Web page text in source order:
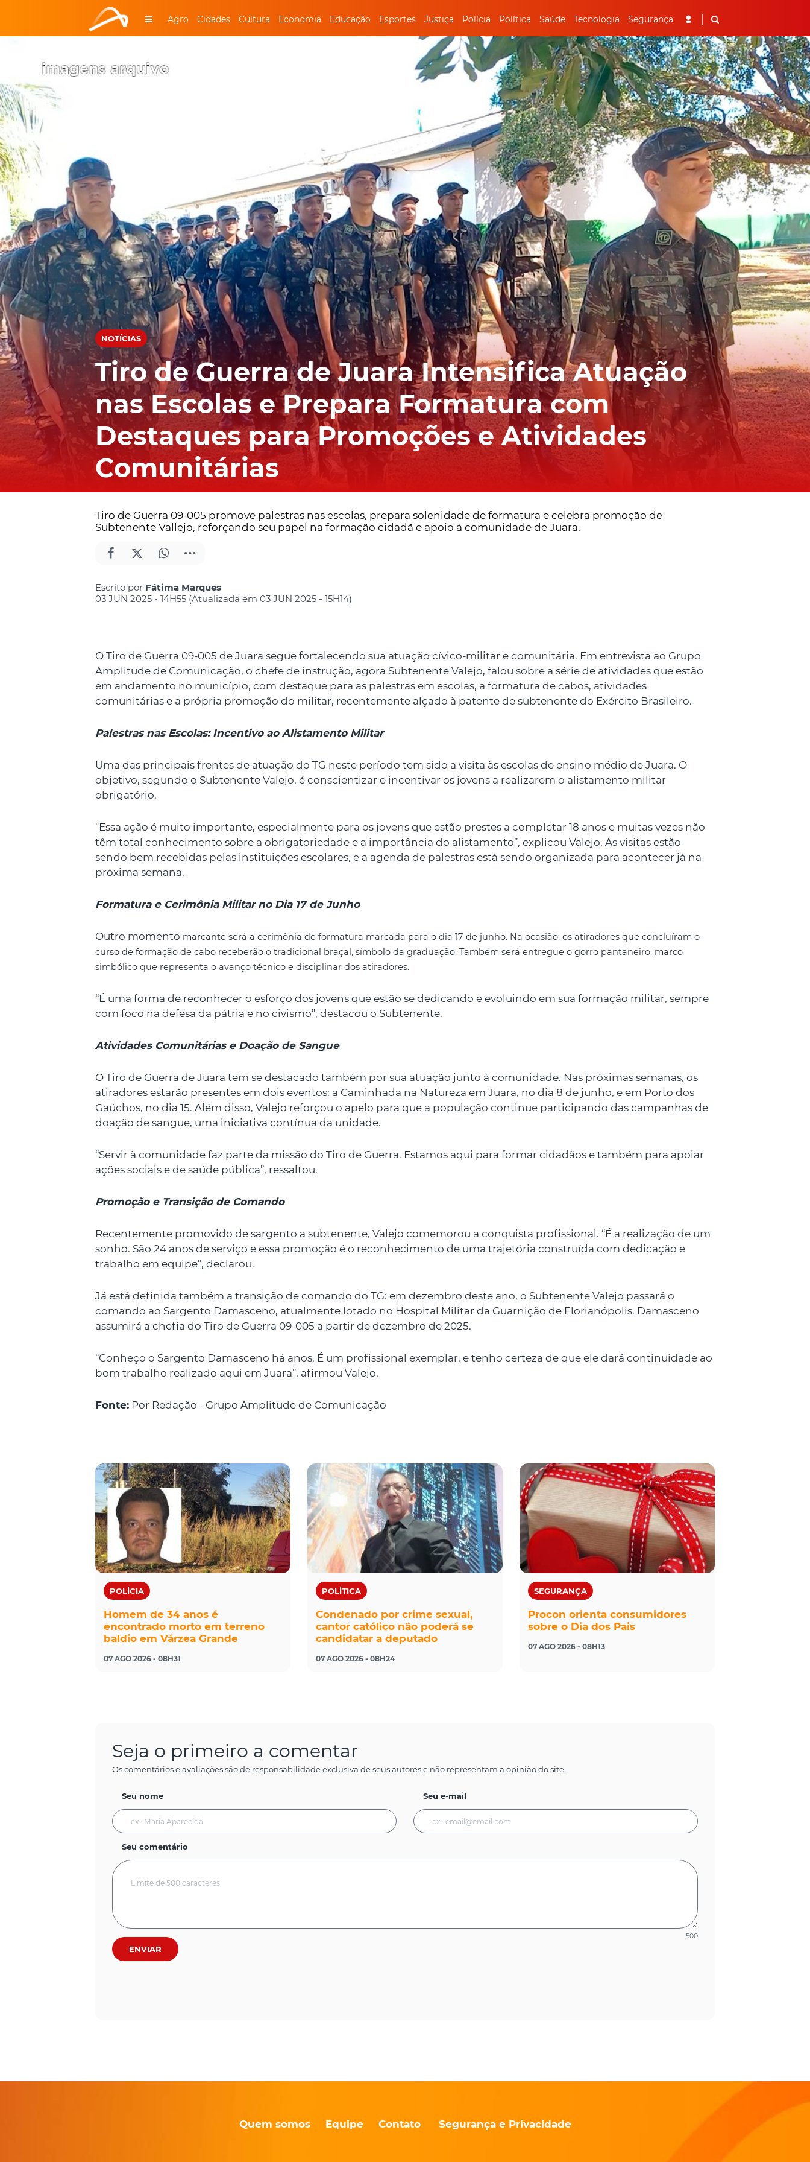
Agro Cidades Cultura Economia Educação Esportes Justiça Polícia Política Saúde Tecnologia Segurança
NOTÍCIAS
Tiro de Guerra de Juara Intensifica Atuação
nas Escolas e Prepara Formatura com
Destaques para Promoções e Atividades
Comunitárias
Tiro de Guerra 09-005 promove palestras nas escolas, prepara solenidade de formatura e celebra promoção de
Subtenente Vallejo, reforçando seu papel na formação cidadã e apoio à comunidade de Juara.
Escrito por Fátima Marques
03 JUN 2025 - 14H55 (Atualizada em 03 JUN 2025 - 15H14)
O Tiro de Guerra 09-005 de Juara segue fortalecendo sua atuação cívico-militar e comunitária. Em entrevista ao Grupo
Amplitude de Comunicação, o chefe de instrução, agora Subtenente Valejo, falou sobre a série de atividades que estão
em andamento no município, com destaque para as palestras em escolas, a formatura de cabos, atividades
comunitárias e a própria promoção do militar, recentemente alçado à patente de subtenente do Exército Brasileiro.
Palestras nas Escolas: Incentivo ao Alistamento Militar
Uma das principais frentes de atuação do TG neste período tem sido a visita às escolas de ensino médio de Juara. O
objetivo, segundo o Subtenente Valejo, é conscientizar e incentivar os jovens a realizarem o alistamento militar
obrigatório.
“Essa ação é muito importante, especialmente para os jovens que estão prestes a completar 18 anos e muitas vezes não
têm total conhecimento sobre a obrigatoriedade e a importância do alistamento”, explicou Valejo. As visitas estão
sendo bem recebidas pelas instituições escolares, e a agenda de palestras está sendo organizada para acontecer já na
próxima semana.
Formatura e Cerimônia Militar no Dia 17 de Junho
Outro momento marcante será a cerimônia de formatura marcada para o dia 17 de junho. Na ocasião, os atiradores que concluíram o
curso de formação de cabo receberão o tradicional braçal, símbolo da graduação. Também será entregue o gorro pantaneiro, marco
simbólico que representa o avanço técnico e disciplinar dos atiradores.
“É uma forma de reconhecer o esforço dos jovens que estão se dedicando e evoluindo em sua formação militar, sempre
com foco na defesa da pátria e no civismo”, destacou o Subtenente.
Atividades Comunitárias e Doação de Sangue
O Tiro de Guerra de Juara tem se destacado também por sua atuação junto à comunidade. Nas próximas semanas, os
atiradores estarão presentes em dois eventos: a Caminhada na Natureza em Juara, no dia 8 de junho, e em Porto dos
Gaúchos, no dia 15. Além disso, Valejo reforçou o apelo para que a população continue participando das campanhas de
doação de sangue, uma iniciativa contínua da unidade.
“Servir à comunidade faz parte da missão do Tiro de Guerra. Estamos aqui para formar cidadãos e também para apoiar
ações sociais e de saúde pública”, ressaltou.
Promoção e Transição de Comando
Recentemente promovido de sargento a subtenente, Valejo comemorou a conquista profissional. “É a realização de um
sonho. São 24 anos de serviço e essa promoção é o reconhecimento de uma trajetória construída com dedicação e
trabalho em equipe”, declarou.
Já está definida também a transição de comando do TG: em dezembro deste ano, o Subtenente Valejo passará o
comando ao Sargento Damasceno, atualmente lotado no Hospital Militar da Guarnição de Florianópolis. Damasceno
assumirá a chefia do Tiro de Guerra 09-005 a partir de dezembro de 2025.
“Conheço o Sargento Damasceno há anos. É um profissional exemplar, e tenho certeza de que ele dará continuidade ao
bom trabalho realizado aqui em Juara”, afirmou Valejo.
Fonte: Por Redação - Grupo Amplitude de Comunicação
POLÍCIA
Homem de 34 anos é
encontrado morto em terreno
baldio em Várzea Grande
07 AGO 2026 - 08H31
POLÍTICA
Condenado por crime sexual,
cantor católico não poderá se
candidatar a deputado
07 AGO 2026 - 08H24
SEGURANÇA
Procon orienta consumidores
sobre o Dia dos Pais
07 AGO 2026 - 08H13
Seja o primeiro a comentar
Os comentários e avaliações são de responsabilidade exclusiva de seus autores e não representam a opinião do site.
Seu nome Seu e-mail
Seu comentário
500
ENVIAR
Quem somos Equipe Contato Segurança e Privacidade